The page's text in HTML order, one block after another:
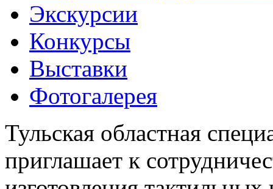
Экскурсии
Конкурсы
Выставки
Фотогалерея
Тульская областная
приглашает к